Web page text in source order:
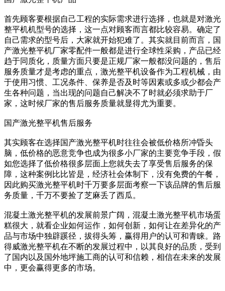
首先顾客要根据自己工程的实际需求进行选择，也就是对激光
整平机机型号的选择，这一点对顾客而言都比较容易。确定了
自己需求的型号后，大家就开始犯难了。其实就目前而言，国
产激光整平机厂家零配件一般都是进行全球性采购，产品已经
趋于同质化，质量方面只要是正规厂家一般都没问题的，售后
服务质量才是考虑的重点，激光整平机设备作为工程机械，由
于使用习惯、工况条件、保养是否及时等因素或多或少都会产
生各种问题，当出现的问题自己解决不了时就必须求助于厂
家，这时候厂家的售后服务质量就显得尤为重要。
国产激光整平机售后服务
其实顾客在选择国产激光整平机时往往会被低价格所冲昏头
脑，低价格的恶意竞争也成为很多小厂家的主要竞争手段，假
如您选择了低价格很多层面上您就失去了享受售后服务的保
障，这种案例比比皆是，经济社会体制下，没有免费的午餐，
因此购买激光整平机时千万要多层面考察一下该品牌的售后服
务质量，千万不要捡了芝麻丢了西瓜。
混凝土激光整平机的发展前景广阔，混凝土激光整平机市场蛋
糕很大，就看企业如何运作，如何创新，如何让在差异化的产
品与市场中独辟蹊径，拔得头筹，赢得用户的认可和青睐。路
得威激光整平机在不断的发展过程中，以其良好的品质，受到
了国内以及国外地坪施工商的认可和信赖，相信在未来的发展
中，更会赢得更多的市场。